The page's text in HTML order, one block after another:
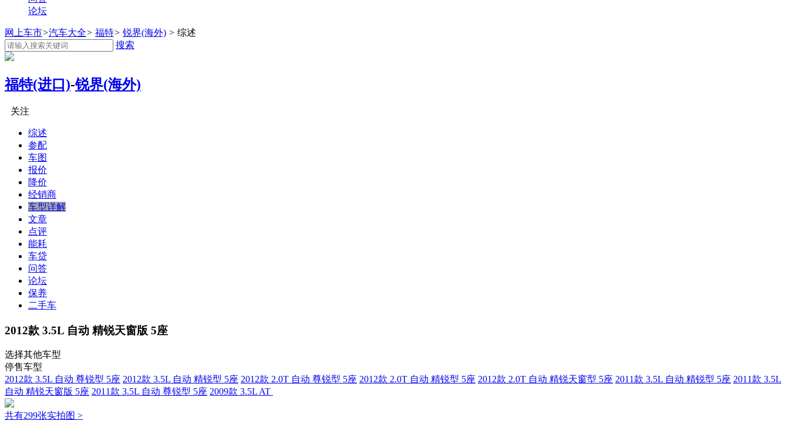
论坛
网上车市>汽车大全> 福特> 锐界(海外) > 综述
搜索
福特(进口)-锐界(海外)
关注
综述
参配
车图
报价
降价
经销商
车型详解
文章
点评
能耗
车贷
问答
论坛
保养
二手车
2012款 3.5L 自动 精锐天窗版 5座
选择其他车型
停售车型
2012款 3.5L 自动 尊锐型 5座 2012款 3.5L 自动 精锐型 5座 2012款 2.0T 自动 尊锐型 5座 2012款 2.0T 自动 精锐型 5座 2012款 2.0T 自动 精锐天窗型 5座 2011款 3.5L 自动 精锐型 5座 2011款 3.5L
自动 精锐天窗版 5座 2011款 3.5L 自动 尊锐型 5座 2009款 3.5L AT
共有299张实拍图 >